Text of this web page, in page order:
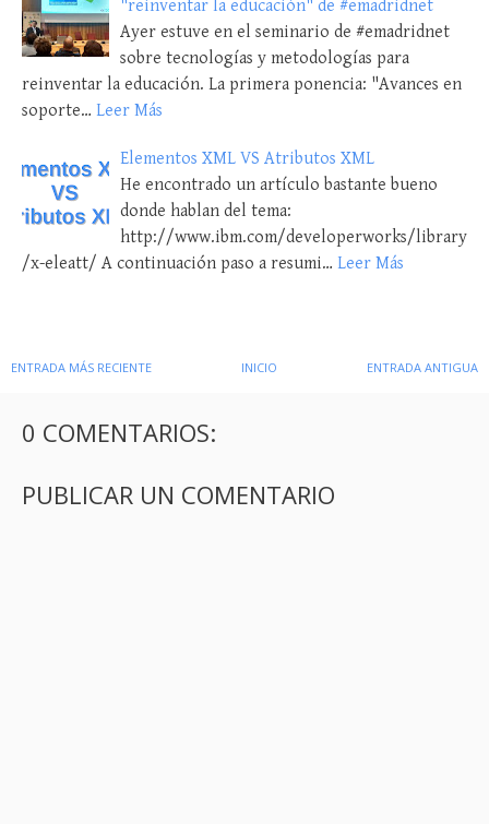
"reinventar la educación" de #emadridnet
Ayer estuve en el seminario de #emadridnet
sobre tecnologías y metodologías para
reinventar la educación. La primera ponencia: "Avances en
soporte… Leer Más
Elementos XML VS Atributos XML
He encontrado un artículo bastante bueno
donde hablan del tema:
http://www.ibm.com/developerworks/library
/x-eleatt/ A continuación paso a resumi… Leer Más
ENTRADA MÁS RECIENTE ENTRADA ANTIGUA
INICIO
0 COMENTARIOS:
PUBLICAR UN COMENTARIO